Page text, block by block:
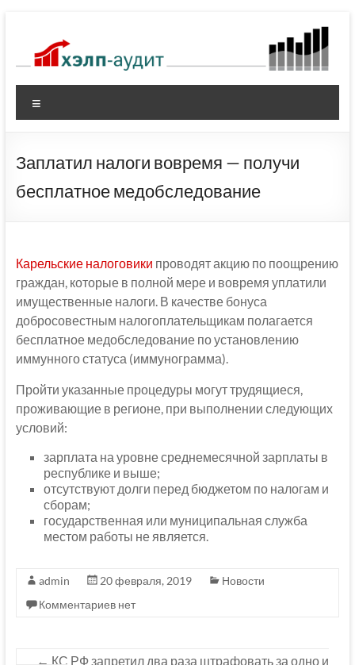
содержимому
Заплатил налоги вовремя — получи
бесплатное медобследование
Карельские налоговики проводят акцию по поощрению
граждан, которые в полной мере и вовремя уплатили
имущественные налоги. В качестве бонуса
добросовестным налогоплательщикам полагается
бесплатное медобследование по установлению
иммунного статуса (иммунограмма).
Пройти указанные процедуры могут трудящиеся,
проживающие в регионе, при выполнении следующих
условий:
зарплата на уровне среднемесячной зарплаты в
республике и выше;
отсутствуют долги перед бюджетом по налогам и
сборам;
государственная или муниципальная служба
местом работы не является.
admin 20 февраля, 2019
Новости
Комментариев нет
← КС РФ запретил два раза штрафовать за одно и